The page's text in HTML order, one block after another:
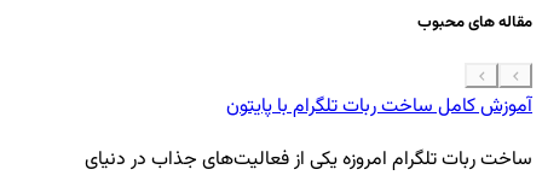
مقاله های محبوب
آموزش کامل ساخت ربات تلگرام با پایتون
ساخت ربات تلگرام امروزه یکی از فعالیت‌های جذاب در دنیای